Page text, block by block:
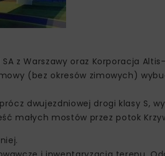
z Warszawy oraz Korporacja
(bez okresów zimowych)
dwujezdniowej drogi klasy S,
małych mostów przez potok